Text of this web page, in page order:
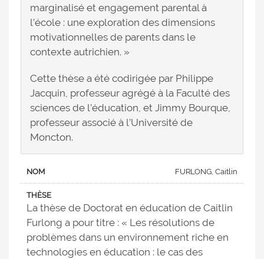
marginalisé et engagement parental à
l’école : une exploration des dimensions
motivationnelles de parents dans le
contexte autrichien. »
Cette thèse a été codirigée par Philippe
Jacquin, professeur agrégé à la Faculté des
sciences de l’éducation, et Jimmy Bourque,
professeur associé à l’Université de
Moncton.
FURLONG, Caitlin
La thèse de Doctorat en éducation de Caitlin
Furlong a pour titre : « Les résolutions de
problèmes dans un environnement riche en
technologies en éducation : le cas des